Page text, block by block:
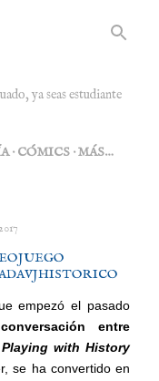
ya seas estudiante
CÓMICS MÁS…
empezó el pasado
entre
Playing with History
se ha convertido en